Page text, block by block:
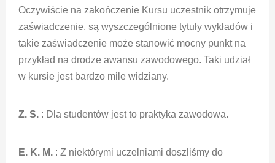
Oczywiście na zakończenie Kursu uczestnik otrzymuje
zaświadczenie, są wyszczególnione tytuły wykładów i
takie zaświadczenie może stanowić mocny punkt na
przykład na drodze awansu zawodowego. Taki udział
w kursie jest bardzo mile widziany.
Z. S. : Dla studentów jest to praktyka zawodowa.
E. K. M. : Z niektórymi uczelniami doszliśmy do